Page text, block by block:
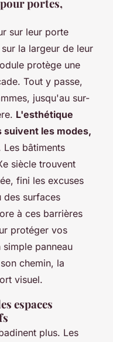
portes,
sur leur porte
la largeur de leur
protège une
. Tout y passe,
jusqu'au sur-
L'esthétique
suivent les modes,
Les bâtiments
siècle trouvent
fini les excuses
des surfaces
à ces barrières
protéger vos
panneau
chemin, la
visuel.
espaces
plus. Les